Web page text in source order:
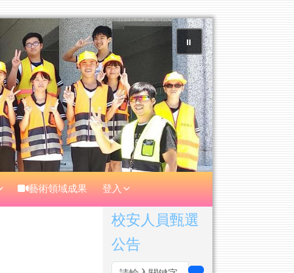
⏸
藝術領域成果 登入
右邊區域內容
校安人員甄選
公告